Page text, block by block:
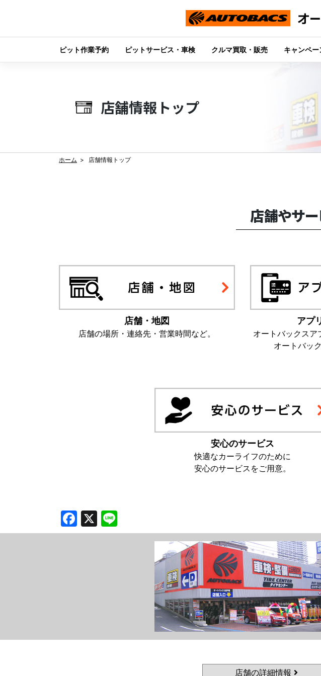
ピット作業予約 ピットサービス・車検 クルマ買取・販売 キャンペー
店舗情報トップ
ホーム 店舗情報トップ
店舗やサ
店舗・地図
店舗の場所・連絡先・営業時間など。
アプ
オートバックスア
オートバッ
安心のサービス
快適なカーライフのために
安心のサービスをご用意。
Facebook
X
店舗の詳細情報